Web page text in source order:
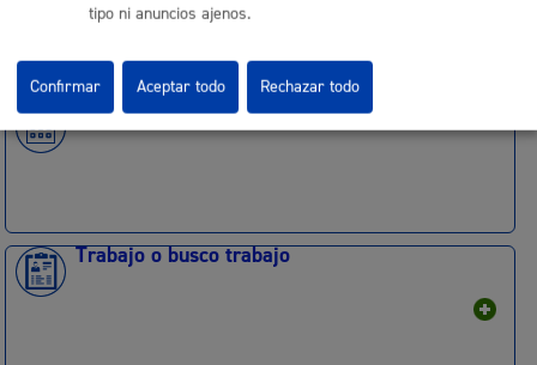
Quiero organizar un evento
Trabajo o busco trabajo
tipo ni anuncios ajenos.
Rechazar todo
Confirmar Aceptar todo